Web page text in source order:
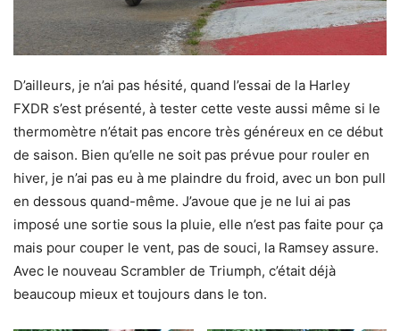
D’ailleurs, je n’ai pas hésité, quand l’essai de la Harley
FXDR s’est présenté, à tester cette veste aussi même si le
thermomètre n’était pas encore très généreux en ce début
de saison. Bien qu’elle ne soit pas prévue pour rouler en
hiver, je n’ai pas eu à me plaindre du froid, avec un bon pull
en dessous quand-même. J’avoue que je ne lui ai pas
imposé une sortie sous la pluie, elle n’est pas faite pour ça
mais pour couper le vent, pas de souci, la Ramsey assure.
Avec le nouveau Scrambler de Triumph, c’était déjà
beaucoup mieux et toujours dans le ton.